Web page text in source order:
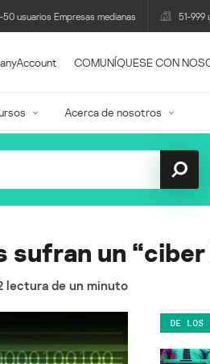
50 usuarios Empresas medianas 51-999
COMUNÍQUESE CON
Acerca de nosotros
un
lectura de un minuto
DE LOS